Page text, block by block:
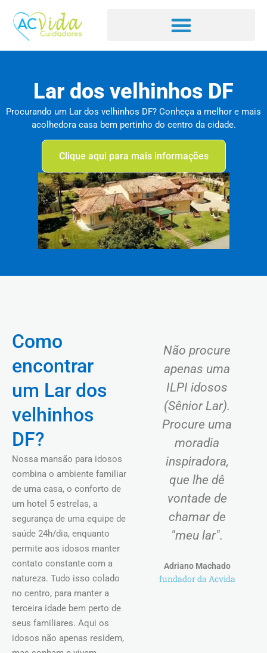
Lar dos velhinhos DF
Procurando um Lar dos velhinhos DF? Conheça a melhor e mais
acolhedora casa bem pertinho do centro da cidade.
Clique aqui para mais informações
Como
encontrar
um Lar dos
velhinhos
DF?
Nossa mansão para idosos
combina o ambiente familiar
de uma casa, o conforto de
um hotel 5 estrelas, a
segurança de uma equipe de
saúde 24h/dia, enquanto
permite aos idosos manter
contato constante com a
natureza. Tudo isso colado
no centro, para manter a
terceira idade bem perto de
seus familiares. Aqui os
idosos não apenas residem,
Não procure
apenas uma
ILPI idosos
(Sênior Lar).
Procure uma
moradia
inspiradora,
que lhe dê
vontade de
chamar de
"meu lar".
Adriano Machado
fundador da Acvida